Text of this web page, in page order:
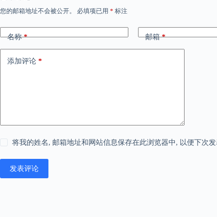
您的邮箱地址不会被公开。 必填项已用 * 标注
名称* 邮箱*
添加评论 *
将我的姓名, 邮箱地址和网站信息保存在此浏览器中, 以便下次发
发表评论